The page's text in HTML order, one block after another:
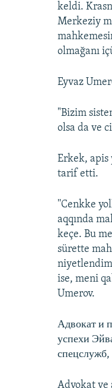
keldi.
Merkeziy
olmağanı
Eyvaz
"Bizim
olsa da ve
Erkek, apis
tarif etti.
''Cenkke
aqqında
keçe. Bu
sürette
ise, meni
Umerov.
Адвокат и
успехи
спецслужб,
Advokat ve